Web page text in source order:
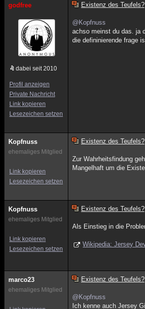
godfree
dabei seit 2010
Profil anzeigen
Private Nachricht
Link kopieren
Lesezeichen setzen
Existenz des Teufels?
@Kopfnuss
achso meinst du das. ja
die defininierende frage
Kopfnuss
ehemaliges Mitglied
Link kopieren
Lesezeichen setzen
Existenz des Teufels?
Zur Wahrheitsfindung
Mangelhaft um die
Kopfnuss
ehemaliges Mitglied
Link kopieren
Lesezeichen setzen
Existenz des Teufels?
Als Einstieg in die
Wikipedia: Jersey
marco23
ehemaliges Mitglied
Existenz des Teufels?
@Kopfnuss
Ich kenne auch Jersey